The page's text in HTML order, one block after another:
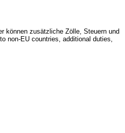
können zusätzliche Zölle, Steuern und
non-EU countries, additional duties,